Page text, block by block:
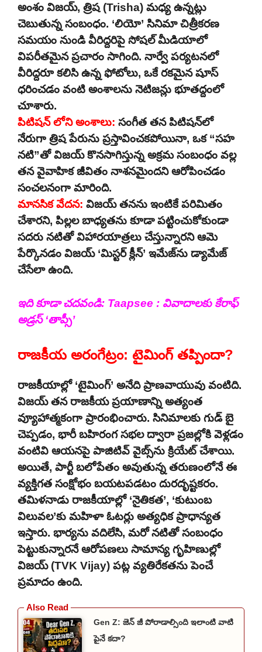
అంశం విజయ్, త్రిష (Trisha) మధ్య ఉన్నట్లు
చెబుతున్న సంబంధం. ‘లియో’ సినిమా చిత్రీకరణ
సమయం నుండి వీరిద్దరిపై సోషల్ మీడియాలో
విపరీతమైన ప్రచారం సాగింది. నార్వే పర్యటనలో
వీరిద్దరూ కలిసి ఉన్న ఫోటోలు, ఒకే రకమైన షూస్
ధరించడం వంటి అంశాలను నెటిజన్లు భూతద్దంలో
చూశారు.
పిటిషన్ లోని అంశాలు: సంగీత తన పిటిషన్‌లో
నేరుగా త్రిష పేరును ప్రస్తావించకపోయినా, ఒక “సహ
నటి”తో విజయ్ కొనసాగిస్తున్న అక్రమ సంబంధం వల్ల
తన వైవాహిక జీవితం నాశనమైందని ఆరోపించడం
సంచలనంగా మారింది.
మానసిక వేదన: విజయ్ తనను ఇంటికే పరిమితం
చేశారని, పిల్లల బాధ్యతను కూడా పట్టించుకోకుండా
సదరు నటితో విహారయాత్రలు చేస్తున్నారని ఆమె
పేర్కొనడం విజయ్ ‘మిస్టర్ క్లీన్’ ఇమేజ్‌ను డ్యామేజ్
చేసేలా ఉంది.
ఇది కూడా చదవండి: Taapsee : వివాదాలకు కేరాఫ్
అడ్రస్ ‘తాప్సీ’
రాజకీయ అరంగేట్రం: టైమింగ్ తప్పిందా?
రాజకీయాల్లో ‘టైమింగ్’ అనేది ప్రాణవాయువు వంటిది.
విజయ్ తన రాజకీయ ప్రయాణాన్ని అత్యంత
వ్యూహాత్మకంగా ప్రారంభించారు. సినిమాలకు గుడ్ బై
చెప్పడం, భారీ బహిరంగ సభల ద్వారా ప్రజల్లోకి వెళ్లడం
వంటివి ఆయనపై పాజిటివ్ వైబ్స్‌ను క్రియేట్ చేశాయి.
అయితే, పార్టీ బలోపేతం అవుతున్న తరుణంలోనే ఈ
వ్యక్తిగత సంక్షోభం బయటపడటం దురదృష్టకరం.
తమిళనాడు రాజకీయాల్లో ‘నైతికత’, ‘కుటుంబ
విలువల’కు మహిళా ఓటర్లు అత్యధిక ప్రాధాన్యత
ఇస్తారు. భార్యను వదిలేసి, మరో నటితో సంబంధం
పెట్టుకున్నారనే ఆరోపణలు సామాన్య గృహిణుల్లో
విజయ్ (TVK Vijay) పట్ల వ్యతిరేకతను పెంచే
ప్రమాదం ఉంది.
Gen Z: జెన్ జీ పోరాడాల్సింది ఇలాంటి వాటి
పైనే కదా?